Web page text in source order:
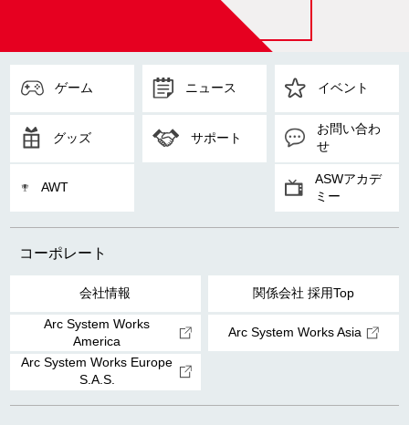
ゲーム ニュース イベント
グッズ サポート
お問い合わ
せ
AWT
ASWアカデ
ミー
コーポレート
会社情報 関係会社 採用Top
Arc System Works
America
Arc System Works Asia
Arc System Works Europe
S.A.S.